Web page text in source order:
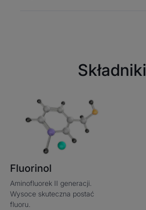
Składniki
Fluorinol
Aminofluorek II generacji.
Wysoce skuteczna postać
fluoru.